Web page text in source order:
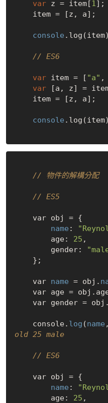
var z = item[1];
console
// ES6
var item = [ "a" ,
var [a, z] =
console
// 物件的解構分配
// ES5
name :
        age:
25 ,
        gender:
    var
name = obj.
    console.
log (name
old 25 male
// ES6
name :
        age:
25 ,